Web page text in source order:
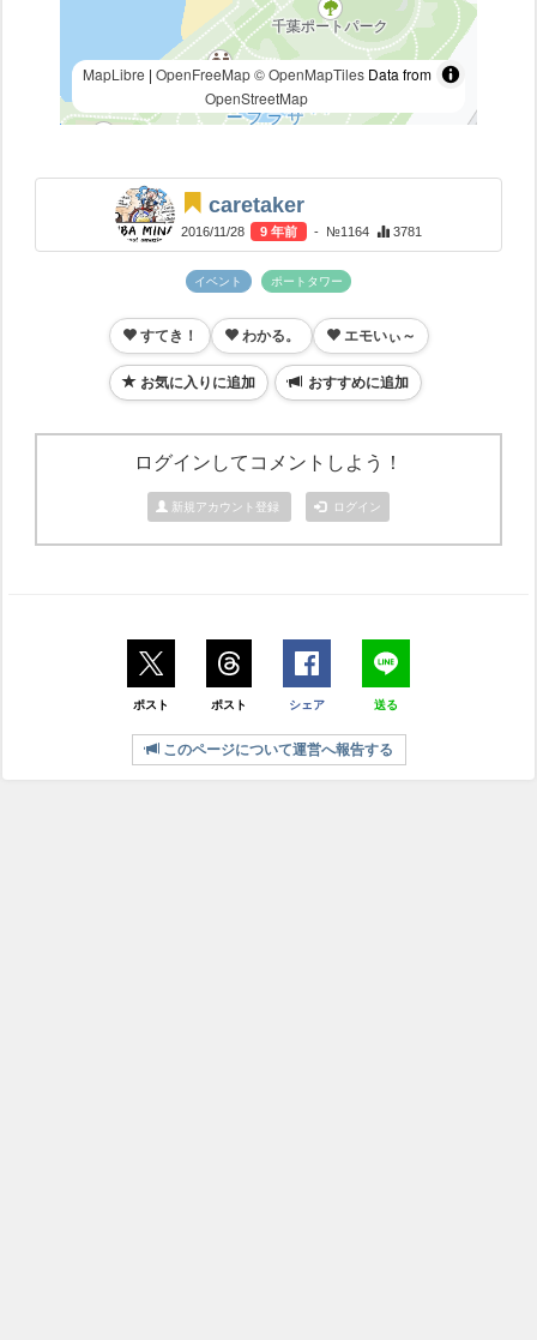
MapLibre | OpenFreeMap © OpenMapTilesData from
OpenStreetMap
caretaker
2016/11/28 9 年前 - №1164 3781
イベント ポートタワー
すてき！ わかる。 エモいぃ～
お気に入りに追加 おすすめに追加
ログインしてコメントしよう！
新規アカウント登録 ログイン
ポスト ポスト シェア 送る
このページについて運営へ報告する